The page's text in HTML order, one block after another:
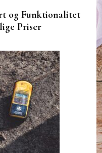
og Funktionalitet
Priser